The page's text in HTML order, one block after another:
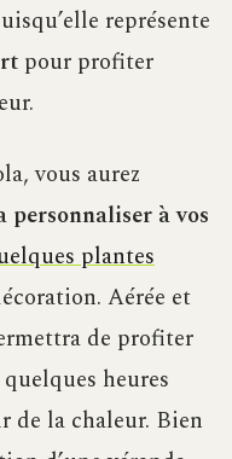
représente
pour profiter
vous aurez
personnaliser à vos
plantes
Aérée et
de profiter
heures
de la chaleur. Bien